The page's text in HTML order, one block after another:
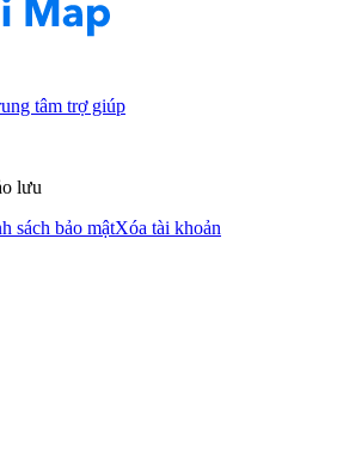
tâm trợ giúp
lưu
sách bảo mậtXóa tài khoản